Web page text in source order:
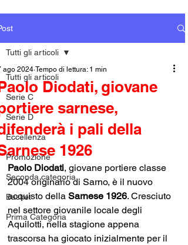
Tutti gli articoli
Serie C
Serie D
Eccellenza
Promozione
Seconda categoria
Basket
Prima Categoria
Tutti gli articoli
Diodati, giovane
sarnese,
i pali della
1926
ago 2024 Tempo di lettura: 1 min
Paolo Diodati, giovane portiere classe
2004 originario di Sarno, è il nuovo
acquisto della Sarnese 1926. Cresciuto
nel settore giovanile locale degli
Aquilotti, nella stagione appena
trascorsa ha giocato inizialmente per il